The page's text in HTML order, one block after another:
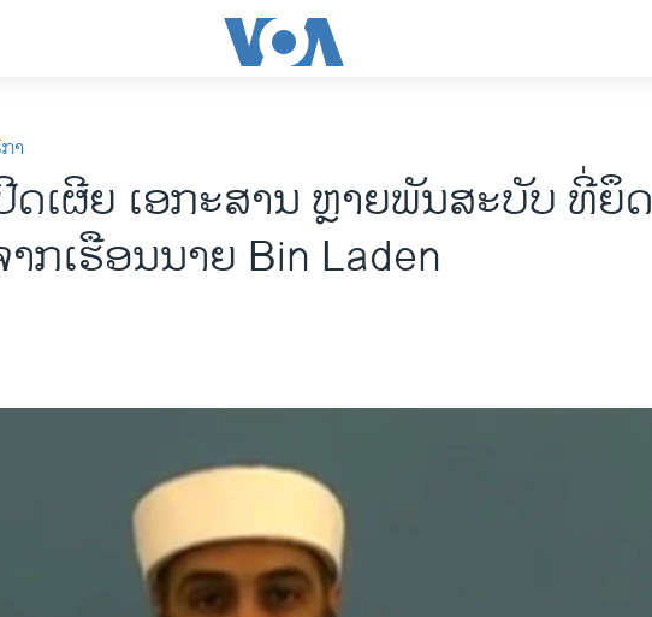
າ
ດເຜີຍ ເອກະສານ ຫຼາຍພັນສະບັບ ທີ່ຍຶດ
ກເຮືອນນາຍ Bin Laden